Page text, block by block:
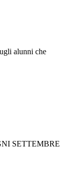
alunni che
SETTEMBRE